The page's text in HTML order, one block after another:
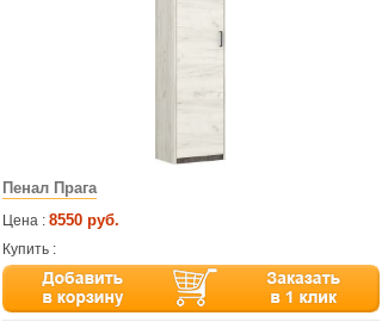
Пенал Прага
Цена : 8550 руб.
Купить :